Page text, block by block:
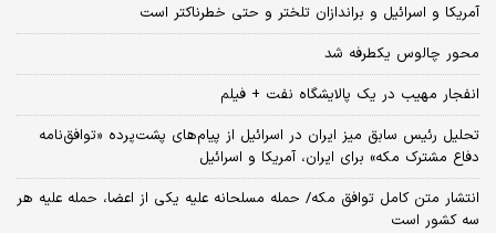
آمریکا و اسرائیل و براندازان تلختر و حتی خطرناکتر است
محور چالوس یکطرفه شد
انفجار مهیب در یک پالایشگاه نفت + فیلم
تحلیل رئیس سابق میز ایران در اسرائیل از پیام‌های پشت‌پرده «توافق‌نامه
دفاع مشترک مکه» برای ایران، آمریکا و اسرائیل
انتشار متن کامل توافق مکه/ حمله مسلحانه علیه یکی از اعضا، حمله علیه هر
سه کشور است